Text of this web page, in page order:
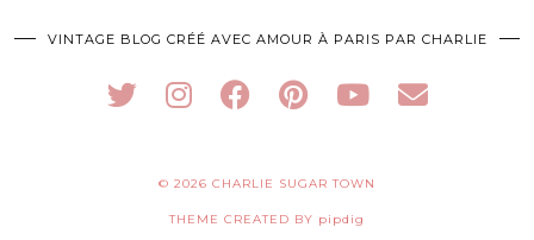
VINTAGE BLOG CRÉÉ AVEC AMOUR À PARIS PAR CHARLIE
© 2026 CHARLIE SUGAR TOWN
THEME CREATED BY pipdig